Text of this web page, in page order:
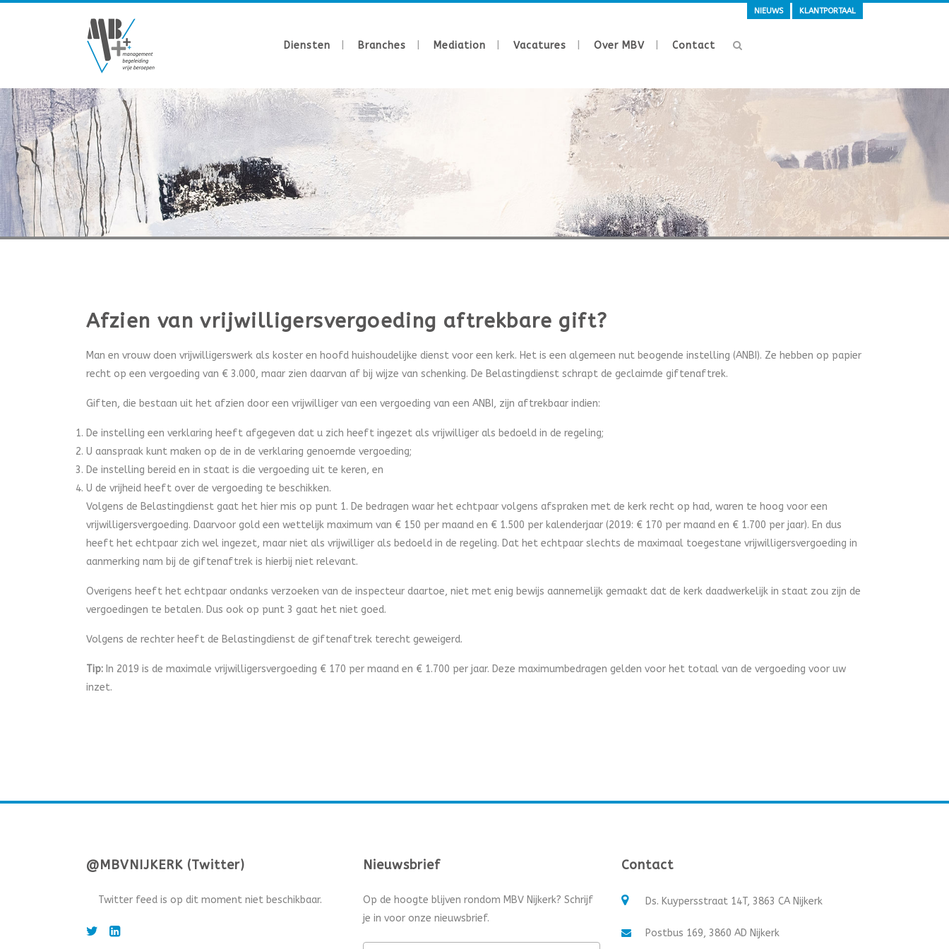
NIEUWS KLANTPORTAAL
Diensten Branches Mediation Vacatures Over MBV Contact
Afzien van vrijwilligersvergoeding aftrekbare gift?
Man en vrouw doen vrijwilligerswerk als koster en hoofd huishoudelijke dienst voor een kerk. Het is een algemeen nut beogende instelling (ANBI). Ze hebben op papier
recht op een vergoeding van € 3.000, maar zien daarvan af bij wijze van schenking. De Belastingdienst schrapt de geclaimde giftenaftrek.
Giften, die bestaan uit het afzien door een vrijwilliger van een vergoeding van een ANBI, zijn aftrekbaar indien:
De instelling een verklaring heeft afgegeven dat u zich heeft ingezet als vrijwilliger als bedoeld in de regeling;
U aanspraak kunt maken op de in de verklaring genoemde vergoeding;
De instelling bereid en in staat is die vergoeding uit te keren, en
U de vrijheid heeft over de vergoeding te beschikken.
Volgens de Belastingdienst gaat het hier mis op punt 1. De bedragen waar het echtpaar volgens afspraken met de kerk recht op had, waren te hoog voor een
vrijwilligersvergoeding. Daarvoor gold een wettelijk maximum van € 150 per maand en € 1.500 per kalenderjaar (2019: € 170 per maand en € 1.700 per jaar). En dus
heeft het echtpaar zich wel ingezet, maar niet als vrijwilliger als bedoeld in de regeling. Dat het echtpaar slechts de maximaal toegestane vrijwilligersvergoeding in
aanmerking nam bij de giftenaftrek is hierbij niet relevant.
Overigens heeft het echtpaar ondanks verzoeken van de inspecteur daartoe, niet met enig bewijs aannemelijk gemaakt dat de kerk daadwerkelijk in staat zou zijn de
vergoedingen te betalen. Dus ook op punt 3 gaat het niet goed.
Volgens de rechter heeft de Belastingdienst de giftenaftrek terecht geweigerd.
Tip: In 2019 is de maximale vrijwilligersvergoeding € 170 per maand en € 1.700 per jaar. Deze maximumbedragen gelden voor het totaal van de vergoeding voor uw
inzet.
@MBVNIJKERK (Twitter)
Twitter feed is op dit moment niet beschikbaar.
Nieuwsbrief
Op de hoogte blijven rondom MBV Nijkerk? Schrijf
je in voor onze nieuwsbrief.
Contact
Ds. Kuypersstraat 14T, 3863 CA Nijkerk
Postbus 169, 3860 AD Nijkerk